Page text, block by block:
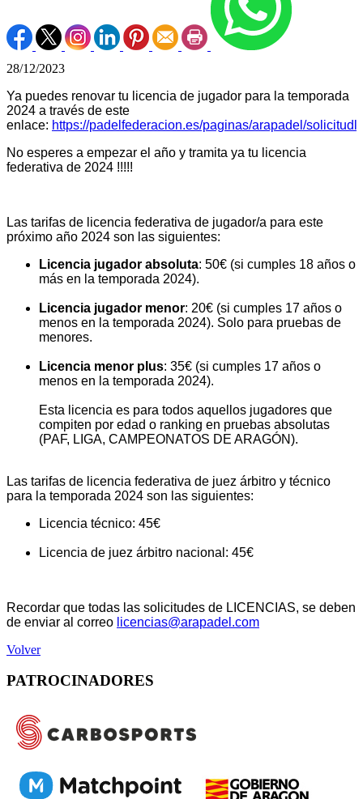
28/12/2023
Ya puedes renovar tu licencia de jugador para la temporada
2024 a través de este
enlace: https://padelfederacion.es/paginas/arapadel/
No esperes a empezar el año y tramita ya tu licencia
federativa de 2024 !!!!!
Las tarifas de licencia federativa de jugador/a para este
próximo año 2024 son las siguientes:
Licencia jugador absoluta: 50€ (si cumples 18 años o
más en la temporada 2024).
Licencia jugador menor: 20€ (si cumples 17 años o
menos en la temporada 2024). Solo para pruebas de
menores.
Licencia menor plus: 35€ (si cumples 17 años o
menos en la temporada 2024).
Esta licencia es para todos aquellos jugadores que
compiten por edad o ranking en pruebas absolutas
(PAF, LIGA, CAMPEONATOS DE ARAGÓN).
Las tarifas de licencia federativa de juez árbitro y técnico
para la temporada 2024 son las siguientes:
Licencia técnico: 45€
Licencia de juez árbitro nacional: 45€
Recordar que todas las solicitudes de LICENCIAS, se deben
de enviar al correo licencias@arapadel.com
Volver
PATROCINADORES